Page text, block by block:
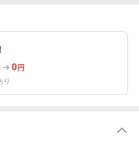
0円
り